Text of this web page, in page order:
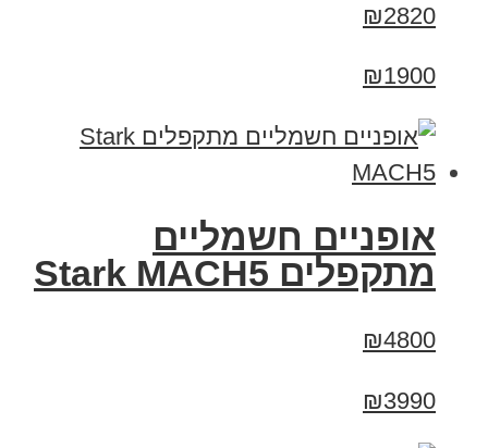
₪2820
₪1900
‏אופניים חשמליים
‏מתקפלים Stark MACH5
₪4800
₪3990